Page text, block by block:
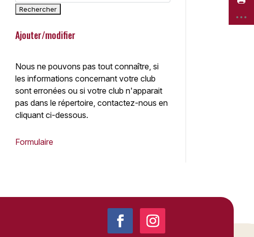
Ajouter/modifier
Nous ne pouvons pas tout connaître, si
les informations concernant votre club
sont erronées ou si votre club n'apparait
pas dans le répertoire, contactez-nous en
cliquant ci-dessous.
Formulaire